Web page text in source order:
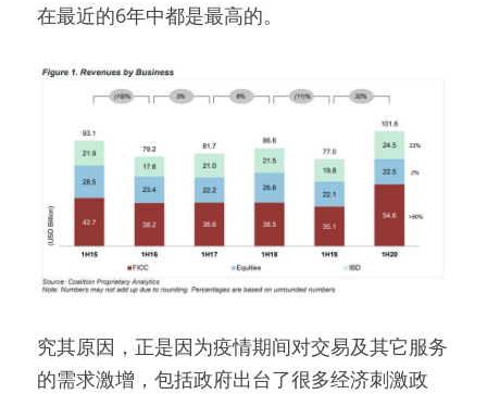
在最近的6年中都是最高的。
究其原因，正是因为疫情期间对交易及其它服务
的需求激增，包括政府出台了很多经济刺激政